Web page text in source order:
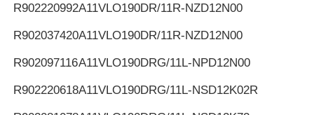
R902220992A11VLO190DR/11R-NZD12N00
R902037420A11VLO190DR/11R-NZD12N00
R902097116A11VLO190DRG/11L-NPD12N00
R902220618A11VLO190DRG/11L-NSD12K02R